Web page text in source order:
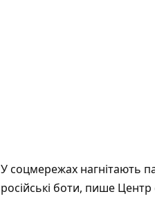
У соцмережах нагнітають
російські боти, пише Центр